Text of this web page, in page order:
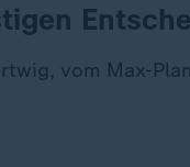
vom Max-